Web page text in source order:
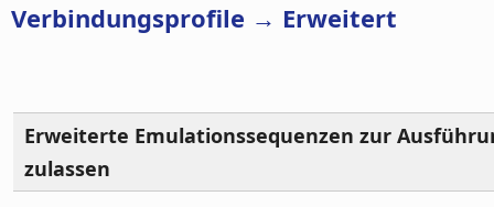
Verbindungsprofile → Erweitert
Erweiterte Emulationssequenzen zur
zulassen